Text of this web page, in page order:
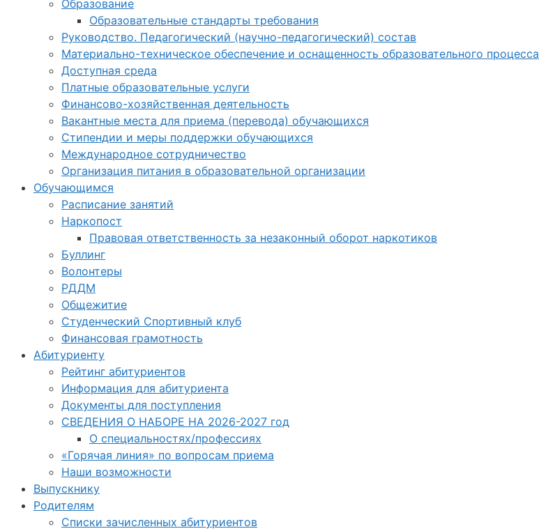
Образование
Образовательные стандарты требования
Руководство. Педагогический (научно-педагогический) состав
Материально-техническое обеспечение и оснащенность образовательного процесса
Доступная среда
Платные образовательные услуги
Финансово-хозяйственная деятельность
Вакантные места для приема (перевода) обучающихся
Стипендии и меры поддержки обучающихся
Международное сотрудничество
Организация питания в образовательной организации
Обучающимся
Расписание занятий
Наркопост
Правовая ответственность за незаконный оборот наркотиков
Буллинг
Волонтеры
РДДМ
Общежитие
Студенческий Спортивный клуб
Финансовая грамотность
Абитуриенту
Рейтинг абитуриентов
Информация для абитуриента
Документы для поступления
СВЕДЕНИЯ О НАБОРЕ НА 2026-2027 год
О специальностях/профессиях
«Горячая линия» по вопросам приема
Наши возможности
Выпускнику
Родителям
Списки зачисленных абитуриентов